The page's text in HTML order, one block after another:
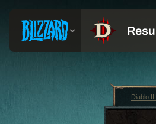
Diablo III